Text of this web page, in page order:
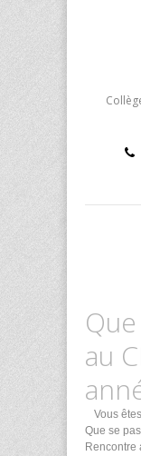
au
Vous
Que se
Rencontre